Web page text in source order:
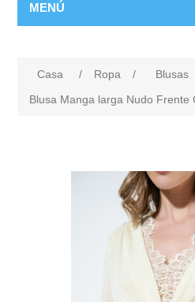
MENÚ
Casa / Ropa / Blusas
Blusa Manga larga Nudo Frente